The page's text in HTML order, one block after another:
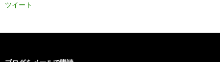
ツイート